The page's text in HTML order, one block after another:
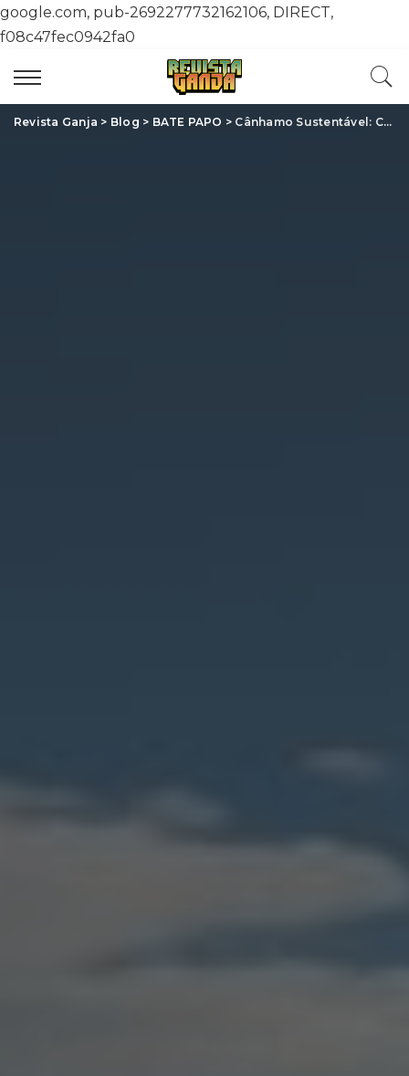
google.com, pub-2692277732162106, DIRECT,
f08c47fec0942fa0
Revista Ganja > Blog > BATE PAPO > Cânhamo Sustentável: Como o Cultivo de Cannabis Pode Salvar o Planeta